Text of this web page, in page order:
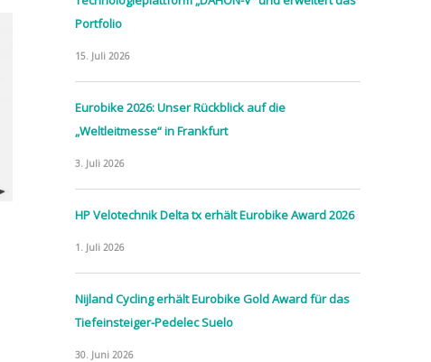
Portfolio
15. Juli 2026
Eurobike 2026: Unser Rückblick auf die
„Weltleitmesse“ in Frankfurt
3. Juli 2026
HP Velotechnik Delta tx erhält Eurobike Award 2026
1. Juli 2026
Nijland Cycling erhält Eurobike Gold Award für das
Tiefeinsteiger-Pedelec Suelo
30. Juni 2026